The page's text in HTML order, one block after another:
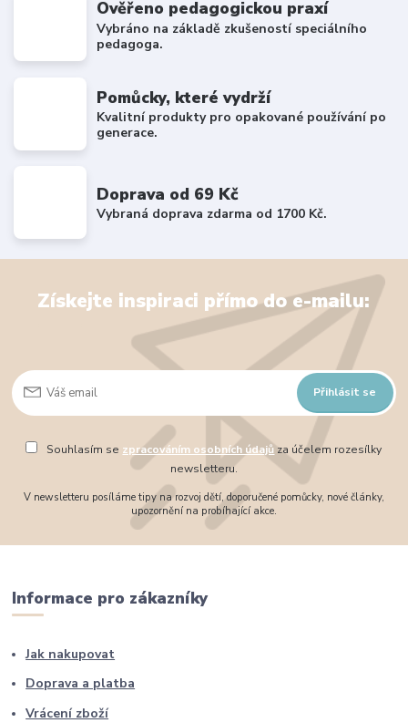
Ověřeno pedagogickou praxí
Vybráno na základě zkušeností speciálního
pedagoga.
Pomůcky, které vydrží
Kvalitní produkty pro opakované používání po
generace.
Doprava od 69 Kč
Vybraná doprava zdarma od 1700 Kč.
Získejte inspiraci přímo do e-mailu:
Přihlásit se
Souhlasím se zpracováním osobních údajůza účelem rozesílky
newsletteru.
V newsletteru posíláme tipy na rozvoj dětí, doporučené pomůcky, nové články,
upozornění na probíhající akce.
Informace pro zákazníky
Jak nakupovat
Doprava a platba
Vrácení zboží